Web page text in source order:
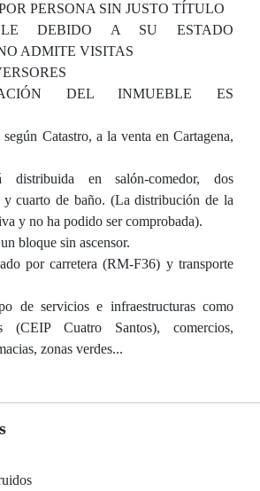
PERSONA SIN JUSTO TÍTULO
DEBIDO A SU ESTADO
ADMITE VISITAS
DEL INMUEBLE ES
Catastro, a la venta en Cartagena,
en salón-comedor, dos
cuarto de baño. (La distribución de la
y no ha podido ser comprobada).
bloque sin ascensor.
por carretera (RM-F36) y transporte
de servicios e infraestructuras como
(CEIP Cuatro Santos), comercios,
zonas verdes...